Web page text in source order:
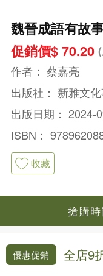
魏晉成語有故
促銷價$ 70.20
作者： 蔡嘉亮
出版社： 新雅文
出版日期： 2024-
ISBN：
收藏
搶購
優惠促銷 全店9